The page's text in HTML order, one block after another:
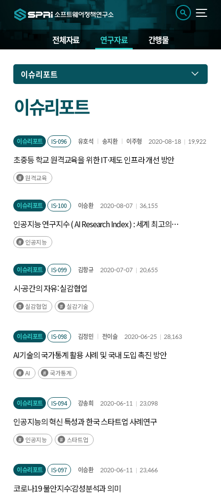
전체자료 연구자료 간행물
이슈리포트
이슈리포트
이슈리포트 IS-096 유호석 송지환 이주형 2020-08-18 19,922
초중등 학교 원격교육을 위한 IT·제도 인프라 개선 방안
원격교육
이슈리포트 IS-100 이승환 2020-08-07 36,155
인공지능 연구지수 ( AI Research Index ) : 세계 최고의
인공지능 대학은?
인공지능
이슈리포트 IS-099 김항규 2020-07-07 20,655
시·공간의 자유: 실감협업
실감협업 실감기술
이슈리포트 IS-098 김정민 전이슬 2020-06-25 28,163
AI기술의 국가통계 활용 사례 및 국내 도입 촉진 방안
AI 국가통계
이슈리포트 IS-094 강송희 2020-06-11 23,098
인공지능의 혁신 특성과 한국 스타트업 사례연구
인공지능 스타트업
이슈리포트 IS-097 이승환 2020-06-11 23,466
코로나19 불안지수:감성분석과 의미